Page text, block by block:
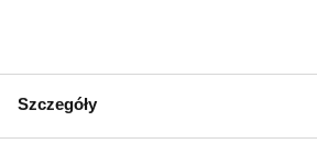
Szczegóły